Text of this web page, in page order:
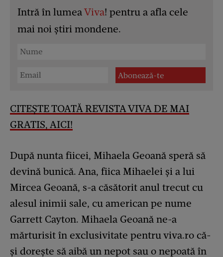
Intră în lumeaViva! pentru a afla cele
mai noi știri mondene.
CITEȘTE TOATĂ REVISTA VIVA DE MAI
GRATIS, AICI!
După nunta fiicei, Mihaela Geoană speră să
devină bunică. Ana, fiica Mihaelei și a lui
Mircea Geoană, s-a căsătorit anul trecut cu
alesul inimii sale, cu american pe nume
Garrett Cayton. Mihaela Geoană ne-a
mărturisit în exclusivitate pentru viva.ro că-
și dorește să aibă un nepot sau o nepoată în